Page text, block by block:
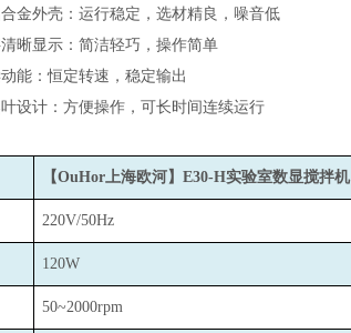
金外壳：运行稳定，选材精良，噪音低
晰显示：简洁轻巧，操作简单
能：恒定转速，稳定输出
设计：方便操作，可长时间连续运行
【OuHor上海欧河】E30-H实验室数显搅拌机
220V/50Hz
120W
50~2000rpm